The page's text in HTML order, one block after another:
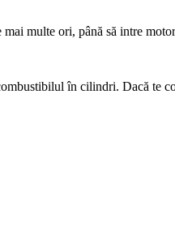
multe ori, până să intre
în cilindri. Dacă te